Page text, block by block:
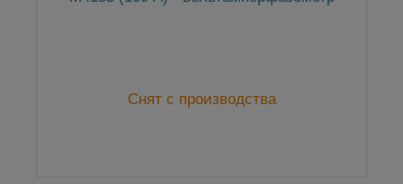
Снят с производства